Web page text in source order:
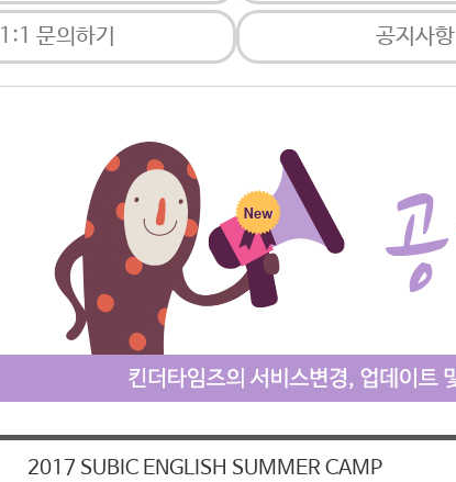
1:1 문의하기 공지사항
2017 SUBIC ENGLISH SUMMER CAMP